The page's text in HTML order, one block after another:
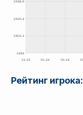
Рейтинг игрока: